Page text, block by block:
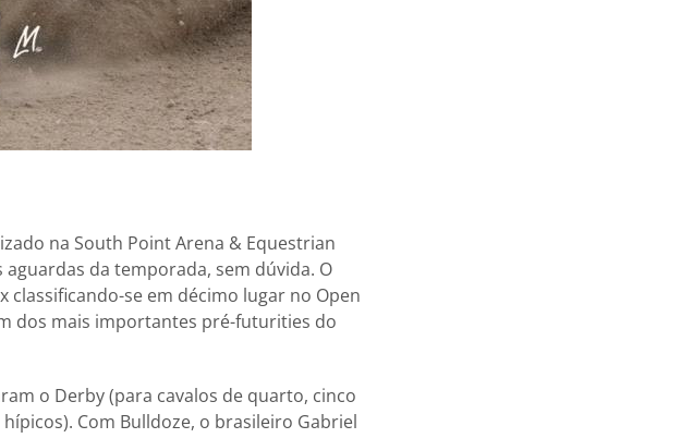
na South Point Arena & Equestrian
aguardas da temporada, sem dúvida. O
se em décimo lugar no Open
dos mais importantes pré-futurities do
o Derby (para cavalos de quarto, cinco
Com Bulldoze, o brasileiro Gabriel